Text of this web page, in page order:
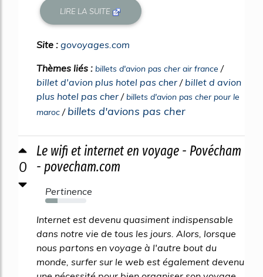
LIRE LA SUITE
Site : govoyages.com
Thèmes liés : billets d'avion pas cher air france /
billet d'avion plus hotel pas cher / billet d avion
plus hotel pas cher /billets d'avion pas cher pour le
maroc / billets d'avions pas cher
0
Le wifi et internet en voyage - Povécham
- povecham.com
Pertinence
30%
Internet est devenu quasiment indispensable
dans notre vie de tous les jours. Alors, lorsque
nous partons en voyage à l'autre bout du
monde, surfer sur le web est également devenu